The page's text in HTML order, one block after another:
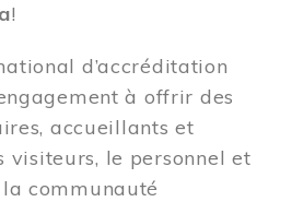
!
d’accréditation
à offrir des
accueillants et
visiteurs, le personnel et
communauté